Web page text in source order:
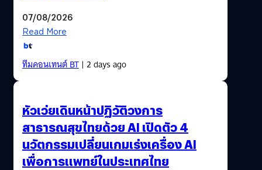
07/08/2026
Read More
ทีมคอนเทนต์ BT| 2 days ago
หัวเว่ยเดินหน้าปฏิวัติวงการ
สาธารณสุขไทยด้วย AI เปิดตัว 4
นวัตกรรมเปลี่ยนเกมเร่งเครื่อง AI
เพื่อการแพทย์ในประเทศไทย